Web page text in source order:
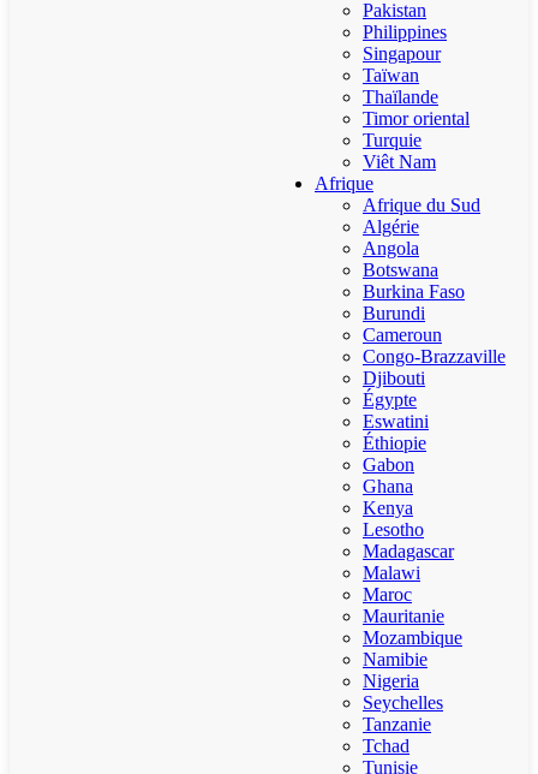
Pakistan
Philippines
Singapour
Taïwan
Thaïlande
Timor oriental
Turquie
Viêt Nam
Afrique
Afrique du Sud
Algérie
Angola
Botswana
Burkina Faso
Burundi
Cameroun
Congo-Brazzaville
Djibouti
Égypte
Eswatini
Éthiopie
Gabon
Ghana
Kenya
Lesotho
Madagascar
Malawi
Maroc
Mauritanie
Mozambique
Namibie
Nigeria
Seychelles
Tanzanie
Tchad
Tunisie